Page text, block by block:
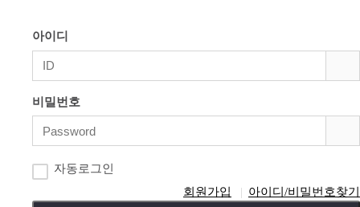
아이디
비밀번호
자동로그인
회원가입
아이디/비밀번호찾기